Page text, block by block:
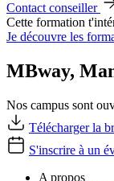
Contact conseiller
Cette formation
Je découvre les
MBway,
Nos campus sont
Télécharger la
S'inscrire à un
A propos